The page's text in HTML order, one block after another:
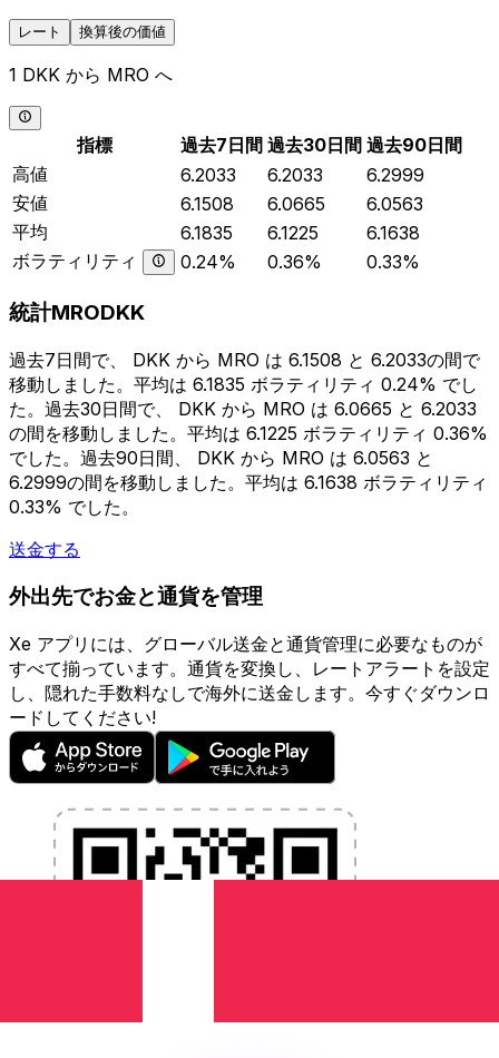
レート 換算後の価値
1 DKK から MRO へ
指標 過去7日間 過去30日間 過去90日間
高値
6.2033 6.2033
6.2999
安値
6.1508 6.0665
6.0563
平均
6.1835 6.1225
6.1638
ボラティリティ
0.24% 0.36% 0.33%
統計MRODKK
過去7日間で、 DKK から MRO は 6.1508 と 6.2033の間で
移動しました。平均は 6.1835 ボラティリティ 0.24% でし
た。過去30日間で、 DKK から MRO は 6.0665 と 6.2033
の間を移動しました。平均は 6.1225 ボラティリティ 0.36%
でした。過去90日間、 DKK から MRO は 6.0563 と
6.2999の間を移動しました。平均は 6.1638 ボラティリティ
0.33% でした。
送金する
外出先でお金と通貨を管理
Xe アプリには、グローバル送金と通貨管理に必要なものが
すべて揃っています。通貨を変換し、レートアラートを設定
し、隠れた手数料なしで海外に送金します。今すぐダウンロ
ードしてください!